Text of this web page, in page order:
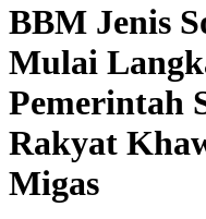
BBM Jenis
Mulai
Pemerintah
Rakyat
Migas